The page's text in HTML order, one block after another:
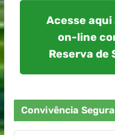
Acesse
on-line
Reserva de
Convivência